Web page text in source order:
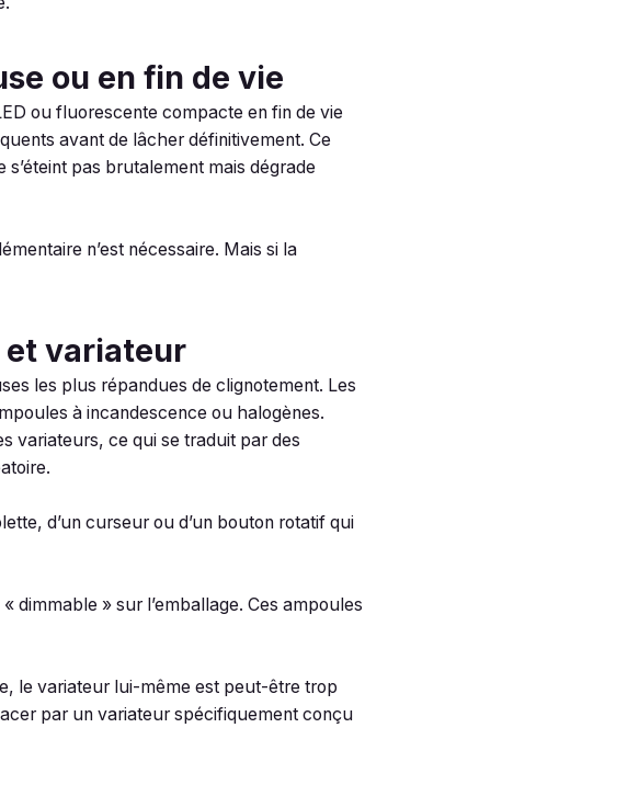
ou en fin de vie
ou fluorescente compacte en fin de vie
avant de lâcher définitivement. Ce
pas brutalement mais dégrade
n’est nécessaire. Mais si la
et variateur
les plus répandues de clignotement. Les
à incandescence ou halogènes.
variateurs, ce qui se traduit par des
d’un curseur ou d’un bouton rotatif qui
dimmable » sur l’emballage. Ces ampoules
le variateur lui-même est peut-être trop
par un variateur spécifiquement conçu